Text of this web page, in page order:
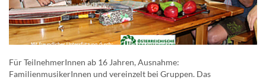
Für TeilnehmerInnen ab 16 Jahren, Ausnahme:
FamilienmusikerInnen und vereinzelt bei Gruppen. Das